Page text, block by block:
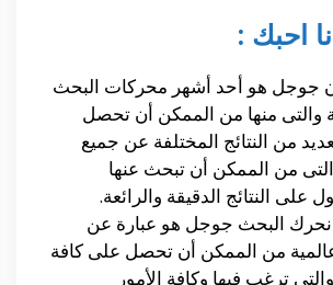
احبك :
جوجل هو أحد أشهر محركات البحث
والتى منها من الممكن أن تحصل
من النتائج المختلفة عن جميع
التى من الممكن أن تبحث عنها
على النتائج الدقيقة والرائعة.
نحرك البحث جوجل هو عبارة عن
من الممكن أن تحصل على كافة
ترغب فيها وكافة الأمور